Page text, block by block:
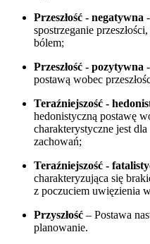
Przeszłość - negatywna
spostrzeganie
bólem;
Przeszłość - pozytywna
postawą wobec
Teraźniejszość -
hedonistyczną postawę
charakterystyczne jest
zachowań;
Teraźniejszość -
charakteryzująca się
z poczuciem uwięzienia
Przyszłość – Postawa
planowanie.